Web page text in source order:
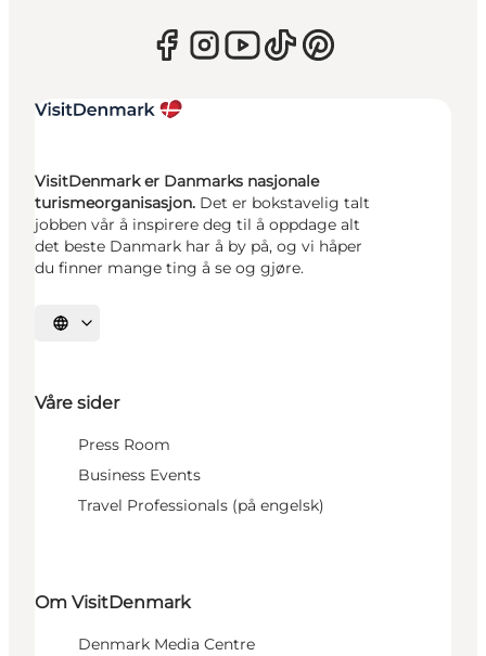
VisitDenmark er Danmarks nasjonale
turismeorganisasjon. Det er bokstavelig talt
jobben vår å inspirere deg til å oppdage alt
det beste Danmark har å by på, og vi håper
du finner mange ting å se og gjøre.
Velg språk
Våre sider
Press Room
Business Events
Travel Professionals (på engelsk)
Om VisitDenmark
Denmark Media Centre